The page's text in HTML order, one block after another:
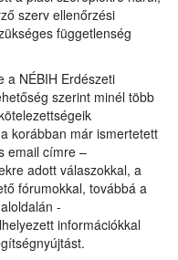
szerv ellenőrzési
függetlenség
a NÉBIH Erdészeti
szerint minél több
korábban már ismertetett
email címre –
adott válaszokkal, a
fórumokkal, továbbá a
-
információkkal